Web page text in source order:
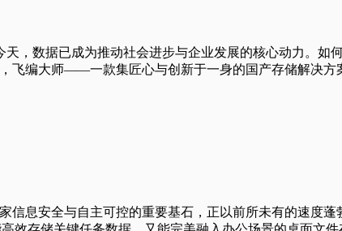
，数据已成为推动社会进步与企业发展的核心动力。如
飞编大师——一款集匠心与创新于一身的国产存储解决方
息安全与自主可控的重要基石，正以前所未有的速度蓬